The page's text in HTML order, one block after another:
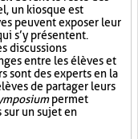
un kiosque est
peuvent exposer leur
s’y présentent.
discussions
entre les élèves et
sont des experts en la
de partager leurs
permet
sur un sujet en